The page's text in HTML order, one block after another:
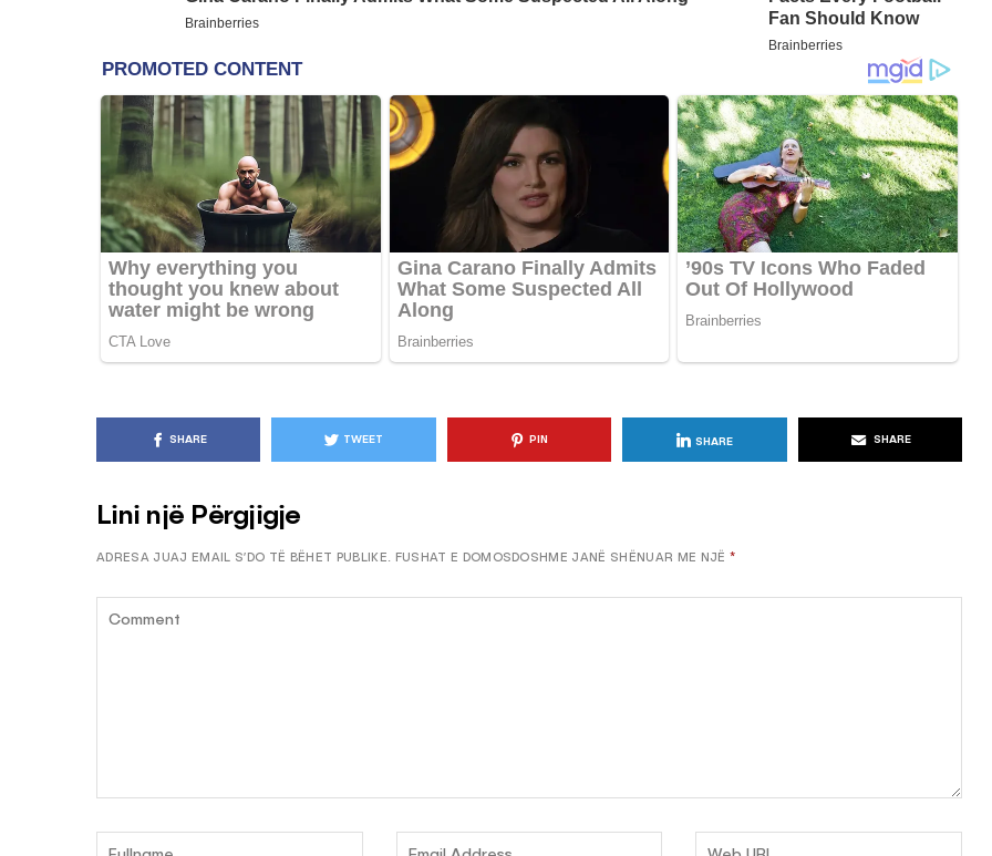
SHARE TWEET PIN SHARE SHARE
Lini një Përgjigje
ADRESA JUAJ EMAIL S’DO TË BËHET PUBLIKE. FUSHAT E DOMOSDOSHME JANË SHËNUAR ME NJË *
KËSHILLA & IDE
Pse Nuk Duhet të Përdorni
Letrën e Aluminit për Ruajtjen
e Ushqimeve
AGROWEB 7 QERSHOR, 2025
KËSHILLA & IDE
Rreziqet dhe Problemet që
Vijnë Nga Akulloret e
Vjetëruara
AGROWEB 10 QERSHOR, 2025